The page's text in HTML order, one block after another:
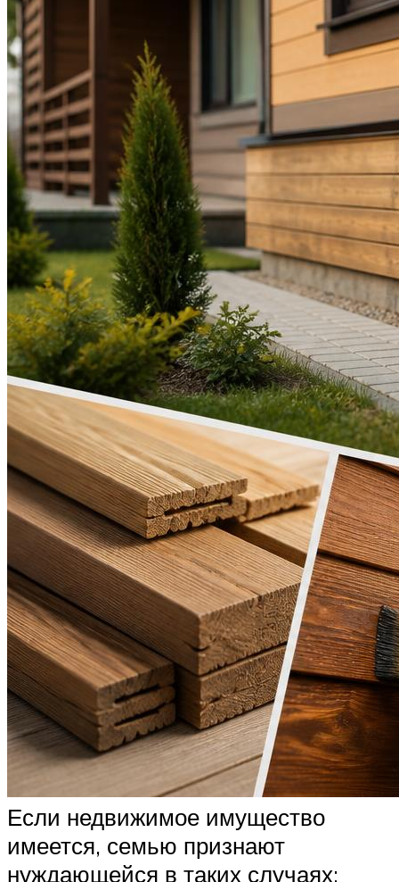
Если недвижимое имущество
имеется, семью признают
нуждающейся в таких случаях: